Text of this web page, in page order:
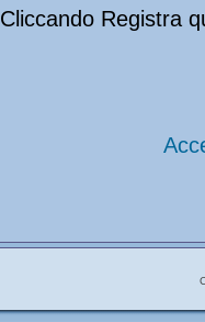
Cliccando Registra